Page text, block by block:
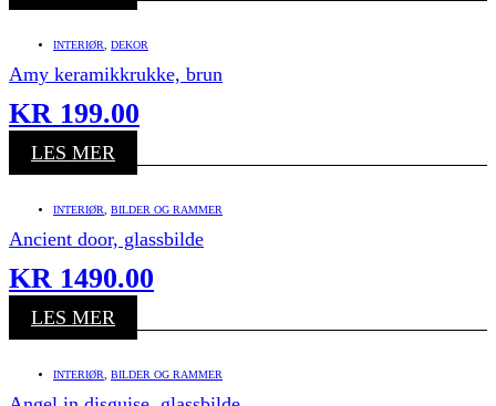
INTERIØR DEKOR
Amy keramikkrukke, brun
KR 199.00
LES MER
INTERIØR BILDER OG RAMMER
Ancient door, glassbilde
KR 1490.00
LES MER
INTERIØR BILDER OG RAMMER